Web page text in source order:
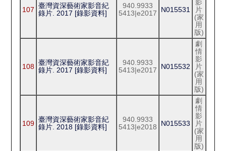
107 臺灣資深藝術家影音紀
錄片. 2017 [錄影資料]
940.9933
5413|e2017
N015531
影
片
(家
用
版)
108 臺灣資深藝術家影音紀
錄片. 2017 [錄影資料]
940.9933
5413|e2017
N015532
劇
情
影
片
(家
用
版)
109 臺灣資深藝術家影音紀
錄片. 2018 [錄影資料]
940.9933
5413|e2018
N015533
劇
情
影
片
(家
用
版)